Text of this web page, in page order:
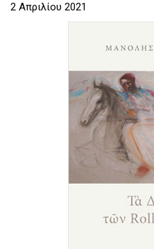
2 Απριλίου 2021